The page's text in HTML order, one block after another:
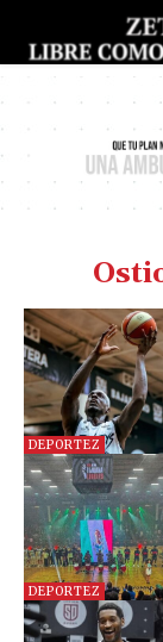
DEPORTEZ
DEPORTEZ